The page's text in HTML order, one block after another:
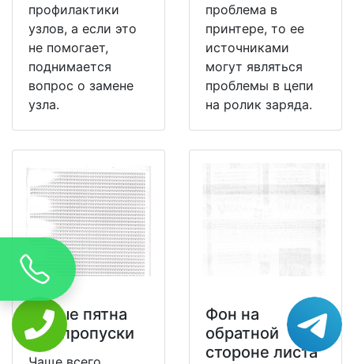
профилактики
узлов, а если это
не помогает,
поднимается
вопрос о замене
узла.
проблема в
принтере, то ее
источниками
могут являться
проблемы в цепи
на ролик заряда.
Белые пятна
или пропуски
Фон на
обратной
стороне листа